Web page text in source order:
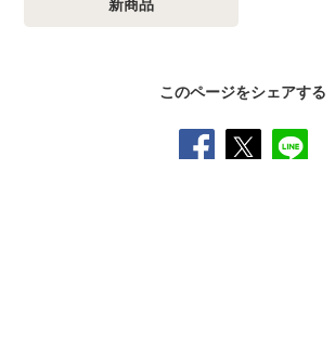
新商品
このページをシェアする